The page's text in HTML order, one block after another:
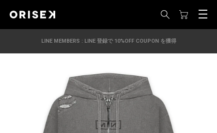
LINE MEMBERS : LINE 登録で 10%OFF COUPON を獲得